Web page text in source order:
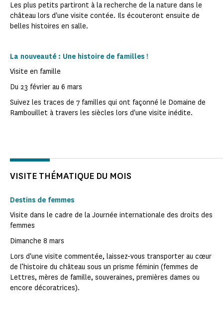
Les plus petits partiront à la recherche de la nature dans le
château lors d'une visite contée. Ils écouteront ensuite de
belles histoires en salle.
La nouveauté : Une histoire de familles !
Visite en famille
Du 23 février au 6 mars
Suivez les traces de 7 familles qui ont façonné le Domaine de
Rambouillet à travers les siècles lors d'une visite inédite.
VISITE THÉMATIQUE DU MOIS
Destins de femmes
Visite dans le cadre de la Journée internationale des droits des
femmes
Dimanche 8 mars
Lors d'une visite commentée, laissez-vous transporter au cœur
de l’histoire du château sous un prisme féminin (femmes de
Lettres, mères de famille, souveraines, premières dames ou
encore décoratrices).